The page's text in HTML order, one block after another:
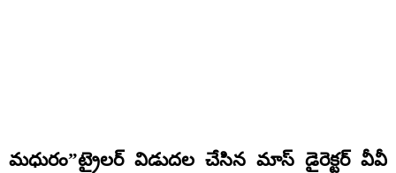
మధురం”ట్రైలర్ విడుదల చేసిన మాస్ డైరెక్టర్ వీవీ